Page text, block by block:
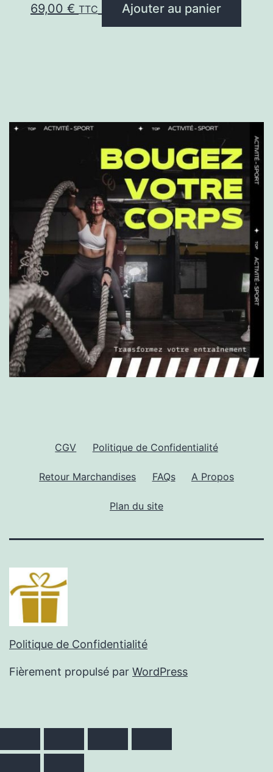
69,00 € TTC Ajouter au panier
CGV Politique de Confidentialité
Retour Marchandises FAQs A Propos
Plan du site
Politique de Confidentialité
Fièrement propulsé par WordPress